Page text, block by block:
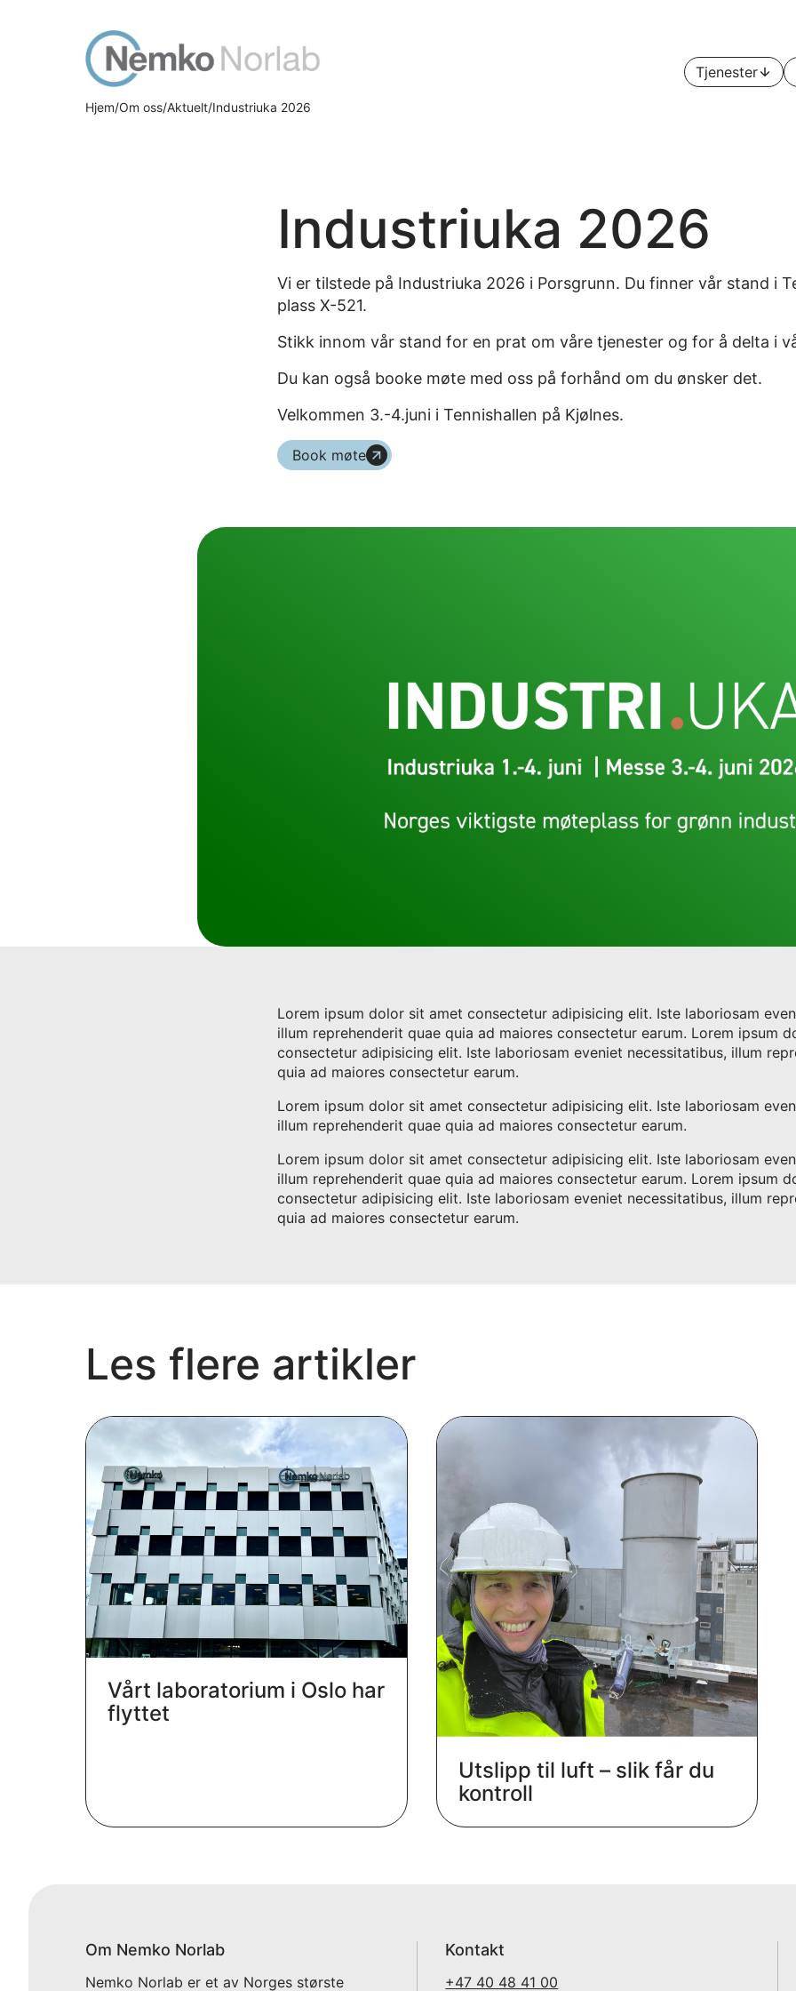
hovedinnhold
Tjenester
Hjem Om oss Aktuelt Industriuka 2026
Industriuka 2026
Vi er tilstede på Industriuka 2026 i Porsgrunn. Du finner vår stand i
plass X-521.
Stikk innom vår stand for en prat om våre tjenester og for å delta i
Du kan også booke møte med oss på forhånd om du ønsker det.
Velkommen 3.-4.juni i Tennishallen på Kjølnes.
Book møte
Lorem ipsum dolor sit amet consectetur adipisicing elit. Iste laboriosam
illum reprehenderit quae quia ad maiores consectetur earum. Lorem ipsum
consectetur adipisicing elit. Iste laboriosam eveniet necessitatibus, illum
quia ad maiores consectetur earum.
Lorem ipsum dolor sit amet consectetur adipisicing elit. Iste laboriosam
illum reprehenderit quae quia ad maiores consectetur earum.
Lorem ipsum dolor sit amet consectetur adipisicing elit. Iste laboriosam
illum reprehenderit quae quia ad maiores consectetur earum. Lorem ipsum
consectetur adipisicing elit. Iste laboriosam eveniet necessitatibus, illum
quia ad maiores consectetur earum.
Les flere artikler
Vårt laboratorium i Oslo har
flyttet
Utslipp til luft – slik får du
kontroll
Om Nemko Norlab
Nemko Norlab er et av Norges største
Kontakt
+47 40 48 41 00